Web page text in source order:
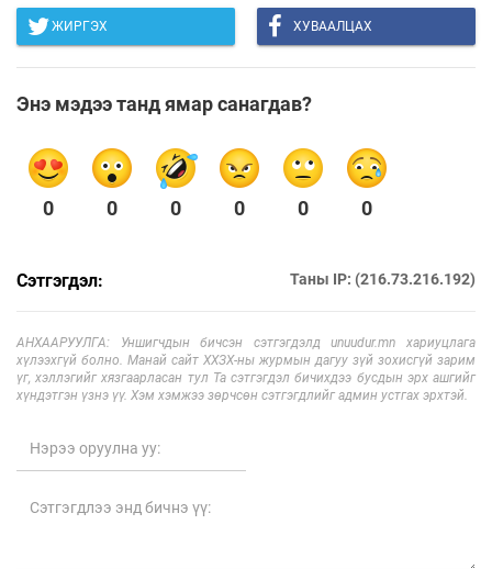
ЖИРГЭХ ХУВААЛЦАХ
Энэ мэдээ танд ямар санагдав?
0 0 0 0 0 0
Сэтгэгдэл: Таны IP: (216.73.216.192)
АНХААРУУЛГА: Уншигчдын бичсэн сэтгэгдэлд unuudur.mn хариуцлага
хүлээхгүй болно. Манай сайт ХХЗХ-ны журмын дагуу зүй зохисгүй зарим
үг, хэллэгийг хязгаарласан тул Та сэтгэгдэл бичихдээ бусдын эрх ашгийг
хүндэтгэн үзнэ үү. Хэм хэмжээ зөрчсөн сэтгэгдлийг админ устгах эрхтэй.